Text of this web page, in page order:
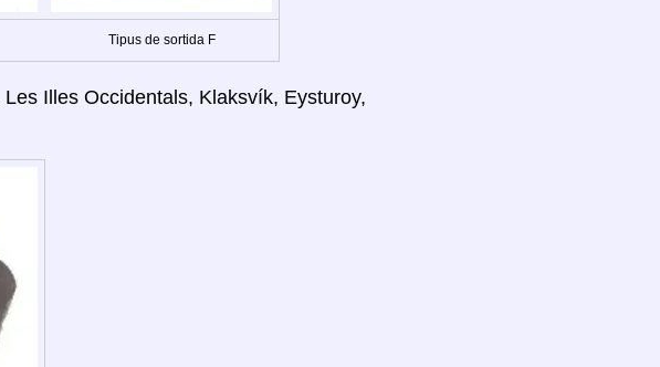
Tipus de sortida F
Illes Occidentals, Klaksvík, Eysturoy,